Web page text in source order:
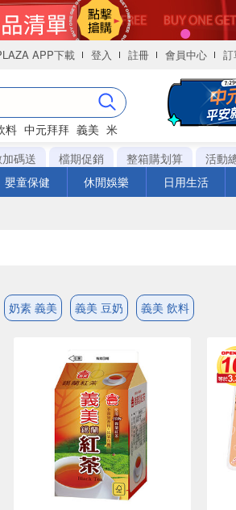
APP下載 登入 註冊 會員中心
料 中元拜拜 義美 米
碼送 檔期促銷 整箱購划算 活動
嬰童保健 休閒娛樂 日用生活
奶素 義美 義美 豆奶 義美 飲料